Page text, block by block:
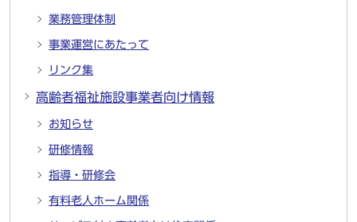
業務管理体制
事業運営にあたって
リンク集
高齢者福祉施設事業者向け情報
お知らせ
研修情報
指導・研修会
有料老人ホーム関係